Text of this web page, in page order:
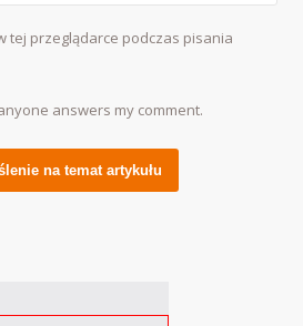
tej przeglądarce podczas pisania
answers my comment.